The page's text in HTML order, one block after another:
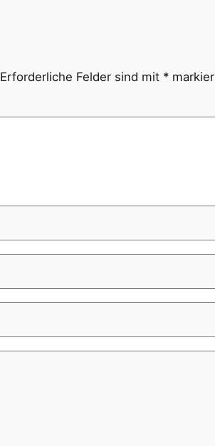
Erforderliche Felder sind mit *